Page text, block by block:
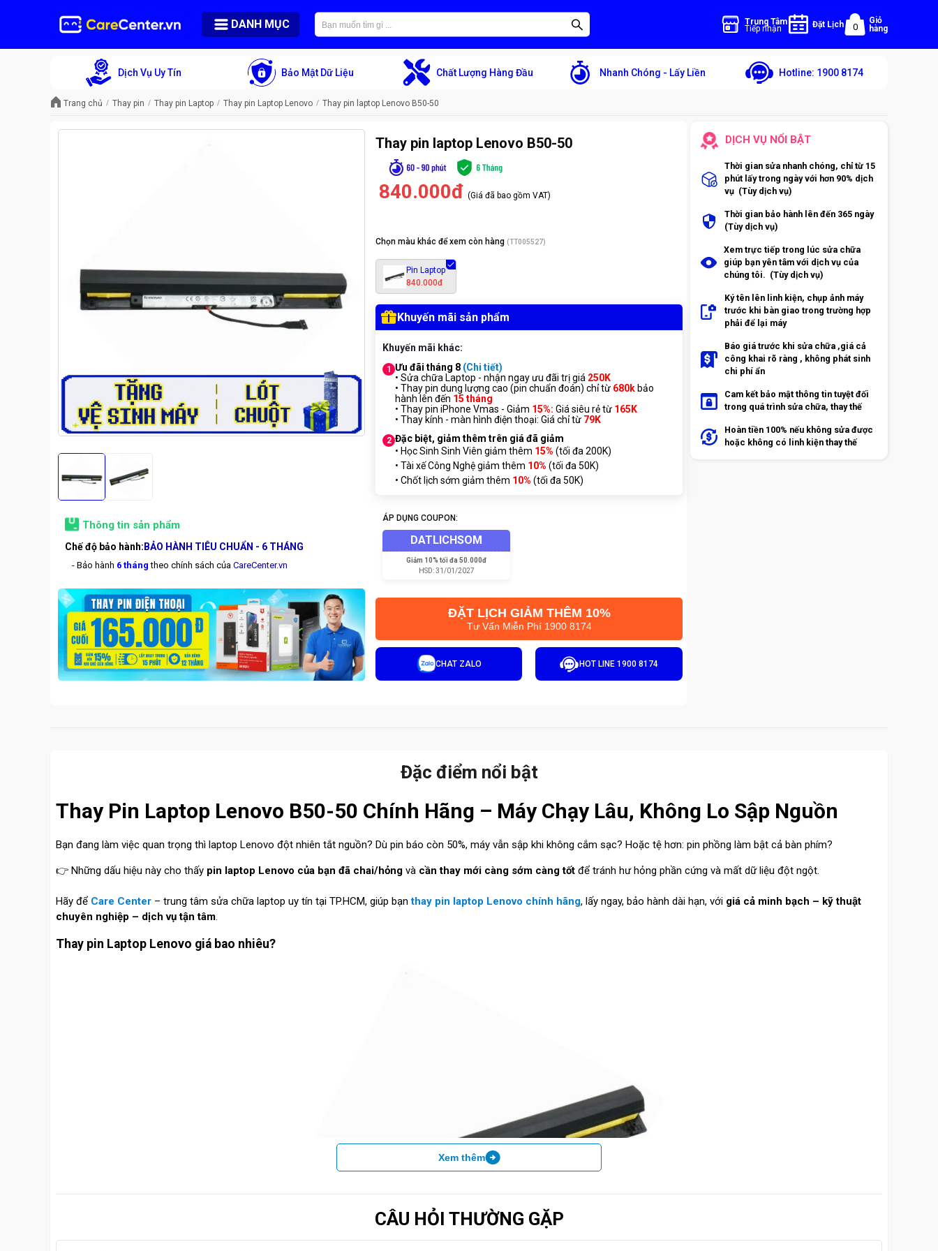
Trung Tâm
Tiếp nhận Đặt Lịch 0
Giỏ
hàng
DANH MỤC
Dịch Vụ Uy Tín Bảo Mật Dữ Liệu Chất Lượng Hàng Đầu Nhanh Chóng - Lấy Liền Hotline: 1900 8174
Trang chủ Thay pin Thay pin Laptop Thay pin Laptop Lenovo Thay pin laptop Lenovo B50-50
Thông tin sản phẩm
Chế độ bảo hành: BẢO HÀNH TIÊU CHUẨN - 6 THÁNG
- Bảo hành 6 tháng theo chính sách của CareCenter.vn
Thay pin laptop Lenovo B50-50
840.000đ (Giá đã bao gồm VAT)
Chọn màu khác để xem còn hàng (TT005527)
Pin Laptop
840.000đ
Khuyến mãi sản phẩm
Khuyến mãi khác:
1 Ưu đãi tháng 8 (Chi tiết)
• Sửa chữa Laptop - nhận ngay ưu đãi trị giá 250K
• Thay pin dung lượng cao (pin chuẩn đoán) chỉ từ 680k bảo
hành lên đến 15 tháng
• Thay pin iPhone Vmas - Giảm 15%: Giá siêu rẻ từ 165K
• Thay kính - màn hình điện thoại: Giá chỉ từ 79K
2 Đặc biệt, giảm thêm trên giá đã giảm
• Học Sinh Sinh Viên giảm thêm 15% (tối đa 200K)
• Tài xế Công Nghệ giảm thêm 10% (tối đa 50K)
• Chốt lịch sớm giảm thêm 10% (tối đa 50K)
ÁP DỤNG COUPON:
DATLICHSOM
Giảm 10% tối đa 50.000đ
HSD:31/01/2027
ĐẶT LỊCH GIẢM THÊM 10%
Tư Vấn Miễn Phí 1900 8174
CHAT ZALO HOT LINE 1900 8174
DỊCH VỤ NỔI BẬT
Thời gian sửa nhanh chóng, chỉ từ 15
phút lấy trong ngày với hơn 90% dịch
vụ (Tùy dịch vụ)
Thời gian bảo hành lên đến 365 ngày
(Tùy dịch vụ)
Xem trực tiếp trong lúc sửa chữa
giúp bạn yên tâm với dịch vụ của
chúng tôi. (Tùy dịch vụ)
Ký tên lên linh kiện, chụp ảnh máy
trước khi bàn giao trong trường hợp
phải để lại máy
Báo giá trước khi sửa chữa ,giá cả
công khai rõ ràng , không phát sinh
chi phí ẩn
Cam kết bảo mật thông tin tuyệt đối
trong quá trình sửa chữa, thay thế
Hoàn tiền 100% nếu không sửa được
hoặc không có linh kiện thay thế
Đặc điểm nổi bật
Thay Pin Laptop Lenovo B50-50 Chính Hãng – Máy Chạy Lâu, Không Lo Sập Nguồn
Bạn đang làm việc quan trọng thì laptop Lenovo đột nhiên tắt nguồn? Dù pin báo còn 50%, máy vẫn sập khi không cắm sạc? Hoặc tệ hơn: pin phồng làm bật cả bàn phím?
👉 Những dấu hiệu này cho thấy pin laptop Lenovo của bạn đã chai/hỏng và cần thay mới càng sớm càng tốt để tránh hư hỏng phần cứng và mất dữ liệu đột ngột.
Hãy để Care Center – trung tâm sửa chữa laptop uy tín tại TP.HCM, giúp bạnthay pin laptop Lenovo chính hãng, lấy ngay, bảo hành dài hạn, với giá cả minh bạch – kỹ thuật
chuyên nghiệp – dịch vụ tận tâm.
Thay pin Laptop Lenovo giá bao nhiêu?
Xem thêm
CÂU HỎI THƯỜNG GẶP